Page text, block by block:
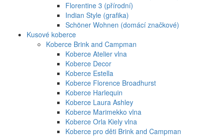
Florentine 3 (přírodní)
Indian Style (grafika)
Schöner Wohnen (domácí značkové)
Kusové koberce
Koberce Brink and Campman
Koberce Atelier vlna
Koberce Decor
Koberce Estella
Koberce Florence Broadhurst
Koberce Harlequin
Koberce Laura Ashley
Koberce Marimekko vlna
Koberce Orla Kiely vlna
Koberce pro děti Brink and Campman